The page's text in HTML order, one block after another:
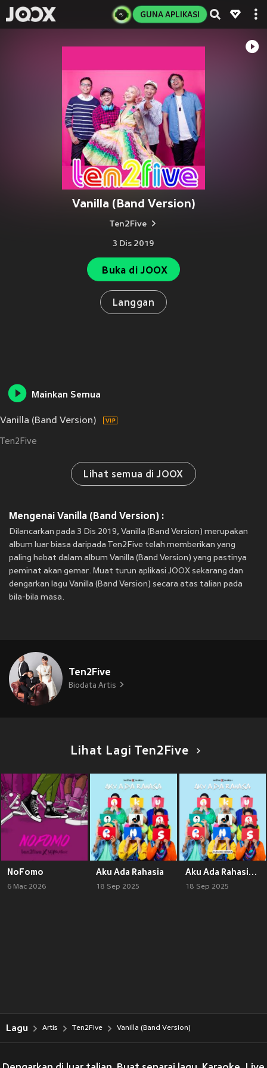
GUNA APLIKASI
Vanilla (Band Version)
Ten2Five
3 Dis 2019
Buka di JOOX
Langgan
Mainkan Semua
Vanilla (Band Version)
Ten2Five
Lihat semua di JOOX
Mengenai Vanilla (Band Version) :
Dilancarkan pada 3 Dis 2019, Vanilla (Band Version) merupakan
album luar biasa daripada Ten2Five telah memberikan yang
paling hebat dalam album Vanilla (Band Version) yang pastinya
peminat akan gemar. Muat turun aplikasi JOOX sekarang dan
dengarkan lagu Vanilla (Band Version) secara atas talian pada
bila-bila masa.
Ten2Five
Biodata Artis
Lihat Lagi Ten2Five
NoFomo
6 Mac 2026
Aku Ada Rahasia
18 Sep 2025
Aku Ada Rahasia (Karaoke Version)
18 Sep 2025
Lagu Artis Ten2Five Vanilla (Band Version)